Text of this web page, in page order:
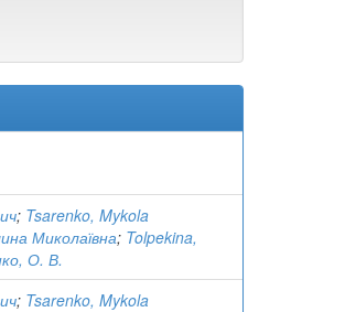
; Tsarenko, Mykola
Миколаївна; Tolpekina,
О. В.
; Tsarenko, Mykola